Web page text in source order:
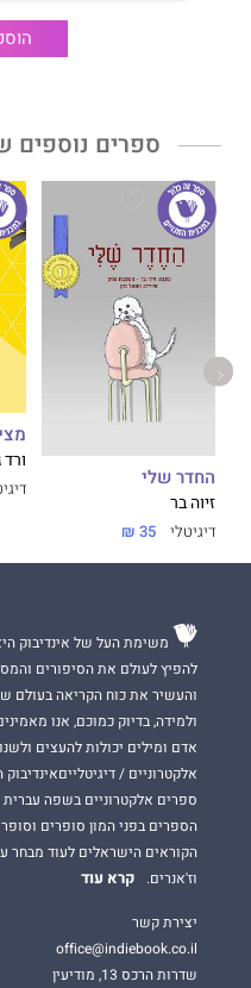
יעלי משתפת אותנו ביומן
עם התואר החדש – 'גרושה',
וירטואלי ומהיר, ששייך ליפים,
והחברתיים, הפחד מהלא נודע,
חיי הסקס המפתיעים
שנמשכים אליה כמו דבורה
הצצה סקרנית לעולמה של
לאנשים האומץ והפתיחות
זהו ספר אופטימי שהוא
משתק אותו ומשאיר אותו
מתמודד בעולם הפנויים
הספר מביט באומץ על הכאבים
חוויות מרגשות וסופים מפתיעים
זהו ספר חובה לכל מי ש......
מי שלא מצליחים לראות
חסרי ערך.
מי שמתמודדים עם אלימות
אלימות, אבל היא מצלקת את
מי שבוחרים להישאר
מי שחוו בגידה והנוכחות שלה
הבאה.
מי שהלב שלהם התרסק
ללב חזק ואמיץ שמנצח את
מי שנאלצו לבנות מחדש את
"מתיבת הנוח" בעקבות הפרדה.
ספרים נוספים
החדר שלי
זיוה בר
דיגיטלי 35 ₪
משימת העל של אינדיבוק
להפיץ לעולם את הסיפורים
והעשיר את כוח הקריאה בעולם
ולמידה, בדיוק כמוכם, אנו
אדם ומילים יכולות להעצים
אלקטרוניים /
ספרים אלקטרוניים בשפה
הספרים בפני המון סופרים
הקוראים הישראלים לעוד מבחר
וז'אנרים.
קרא עוד
יצירת קשר
office@indiebook.co.il
שדרות הרכס 13, מודיעין